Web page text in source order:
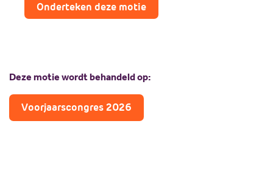
Onderteken deze motie
Deze motie wordt behandeld op:
Voorjaarscongres 2026